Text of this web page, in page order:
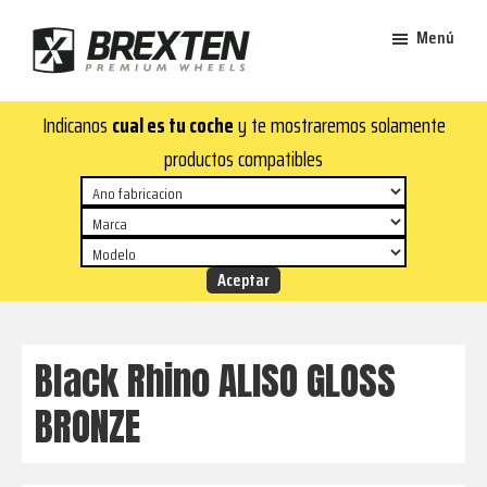
contenido
principal
de
página
Brexten
aluminio
premium
¡En
Brexten.com
encontrarás
aluminio
top!
y
estilo
para
Menú
Indicanos cual es tu cochey te mostraremos solamente
productos compatibles
Black Rhino ALISO GLOSS
BRONZE